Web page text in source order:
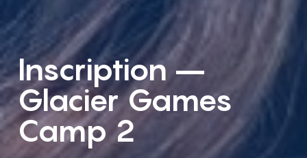
Inscription –
Glacier Games
Camp 2